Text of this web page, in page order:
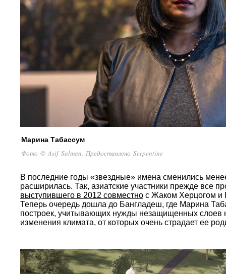
Марина Табассум
Фото © Asif Salman. Предоставлено Serpentine
В последние годы «звездные» имена сменились
расширилась. Так, азиатские участники прежде все
выступившего в 2012 совместно с Жаком Херцогом
Теперь очередь дошла до Бангладеш, где Марина
построек, учитывающих нужды незащищенных слоев
изменения климата, от которых очень страдает ее